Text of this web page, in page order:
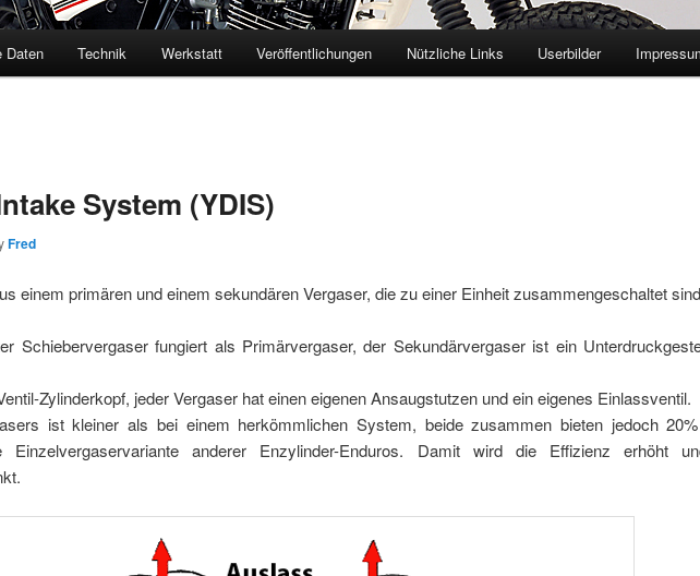
Daten Technik Werkstatt Veröffentlichungen Nützliche Links Userbilder
System (YDIS)
Fred
einem primären und einem sekundären Vergaser, die zu einer Einheit zusammengeschaltet
Schiebervergaser fungiert als Primärvergaser, der Sekundärvergaser ist ein
Zylinderkopf, jeder Vergaser hat einen eigenen Ansaugstutzen und ein eigenes Einlassventil.
ist kleiner als bei einem herkömmlichen System, beide zusammen bieten jedoch
Einzelvergaservariante anderer Enzylinder-Enduros. Damit wird die Effizienz erhöht